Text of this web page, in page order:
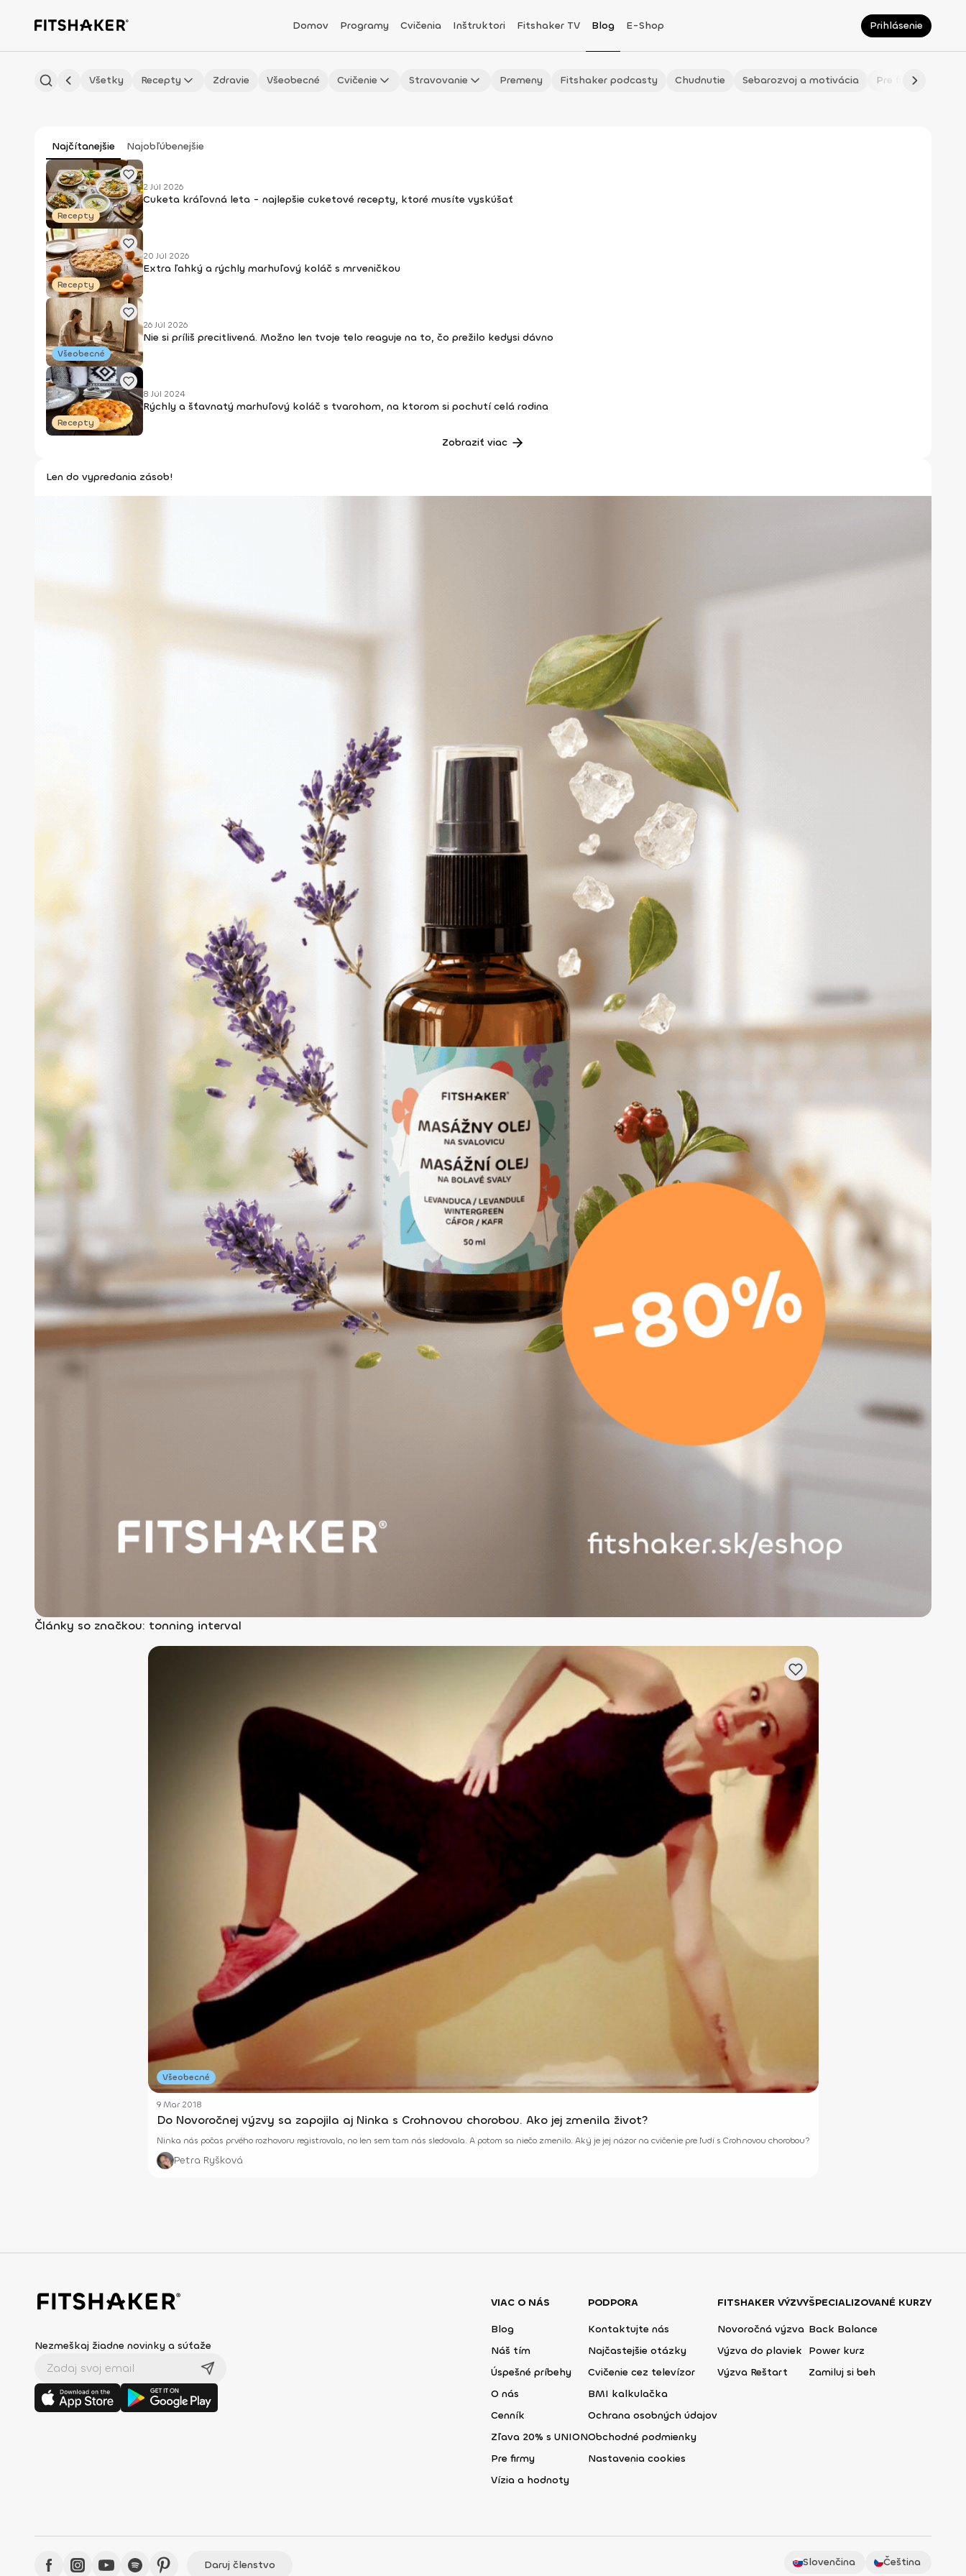
Domov Programy Cvičenia Inštruktori Fitshaker TV Blog E-Shop Prihlásenie
Všetky Recepty Zdravie Všeobecné Cvičenie Stravovanie Premeny Fitshaker podcasty Chudnutie Sebarozvoj a motivácia Pre fitmaminky
Najčítanejšie Najobľúbenejšie
Recepty
2 Júl 2026
Cuketa kráľovná leta - najlepšie cuketové recepty, ktoré musíte vyskúšať
Recepty
20 Júl 2026
Extra ľahký a rýchly marhuľový koláč s mrveničkou
Všeobecné
26 Júl 2026
Nie si príliš precitlivená. Možno len tvoje telo reaguje na to, čo prežilo kedysi dávno
Recepty
8 Júl 2024
Rýchly a šťavnatý marhuľový koláč s tvarohom, na ktorom si pochutí celá rodina
Zobraziť viac
Len do vypredania zásob!
Články so značkou: tonning interval
Všeobecné
9 Mar 2018
Do Novoročnej výzvy sa zapojila aj Ninka s Crohnovou chorobou. Ako jej zmenila život?
Ninka nás počas prvého rozhovoru registrovala, no len sem tam nás sledovala. A potom sa niečo zmenilo. Aký je jej názor na cvičenie pre ľudí s Crohnovou chorobou?
Petra Ryšková
Nezmeškaj žiadne novinky a súťaže
VIAC O NÁS
Blog
Náš tím
Úspešné príbehy
O nás
Cenník
Zľava 20% s UNION
Pre firmy
Vízia a hodnoty
PODPORA
Kontaktujte nás
Najčastejšie otázky
Cvičenie cez televízor
BMI kalkulačka
Ochrana osobných údajov
Obchodné podmienky
Nastavenia cookies
FITSHAKER VÝZVY
Novoročná výzva
Výzva do plaviek
Výzva Reštart
ŠPECIALIZOVANÉ KURZY
Back Balance
Power kurz
Zamiluj si beh
Daruj členstvo Slovenčina Čeština